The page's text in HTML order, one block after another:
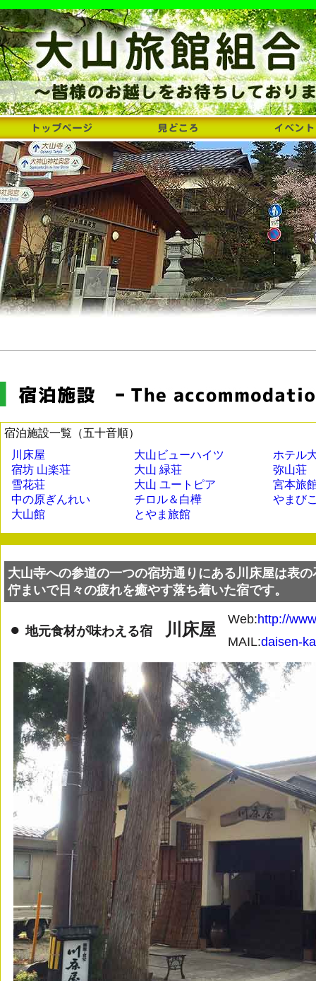
宿泊施設一覧（五十音順）
川床屋
宿坊 山楽荘
雪花荘
中の原ぎんれい
大山館
大山ビューハイツ
大山 緑荘
大山 ユートピア
チロル＆白樺
とやま旅館
ホテル
弥山荘
宮本旅
やまび
大山寺への参道の一つの宿坊通りにある川床屋は表
佇まいで日々の疲れを癒やす落ち着いた宿です。
●地元食材が味わえる宿 川床屋
Web:http://
MAIL:daisen-